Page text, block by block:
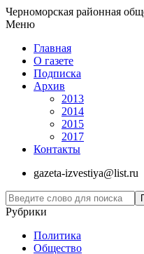
Черноморская районная
Меню
Главная
О газете
Подписка
Архив
2013
2014
2015
2017
Контакты
gazeta-izvestiya@list.ru
Рубрики
Политика
Общество